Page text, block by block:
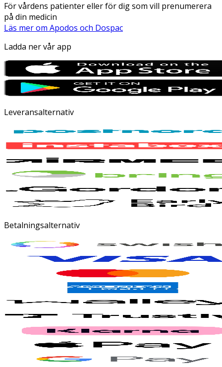
För vårdens patienter eller för dig som vill prenumerera
på din medicin
Läs mer om Apodos och Dospac
Ladda ner vår app
Leveransalternativ
Betalningsalternativ